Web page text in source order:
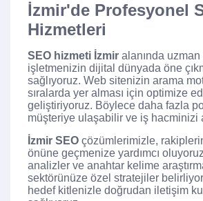
İzmir'de Profesyonel
Hizmetleri
SEO hizmeti İzmir alanında
işletmenizin dijital dünyada öne
sağlıyoruz. Web sitenizin arama
sıralarda yer alması için optimize
geliştiriyoruz. Böylece daha fazla
müşteriye ulaşabilir ve iş hacminizi
İzmir SEO çözümlerimizle,
önüne geçmenize yardımcı
analizler ve anahtar kelime
sektörünüze özel stratejiler
hedef kitlenizle doğrudan iletişim